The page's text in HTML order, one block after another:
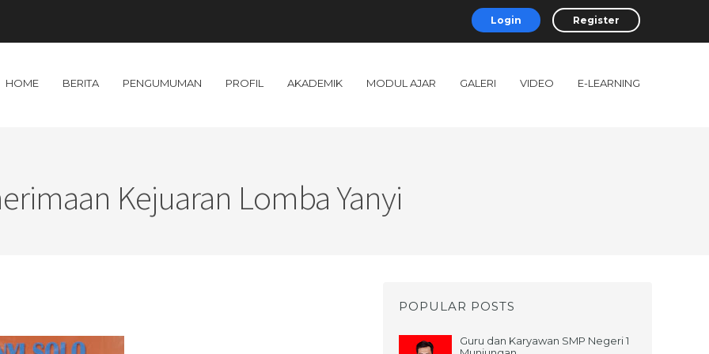
Login Register
HOME BERITA PENGUMUMAN PROFIL AKADEMIK MODUL AJAR GALERI VIDEO E-LEARNING
Kejuaran Lomba Yanyi
POPULAR POSTS
Guru dan Karyawan SMP Negeri 1